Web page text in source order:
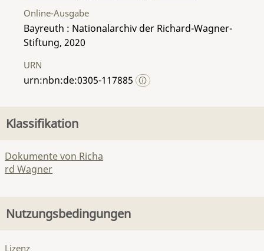
Online-Ausgabe
Bayreuth : Nationalarchiv der Richard-Wagner-
Stiftung, 2020
URN
urn:nbn:de:0305-117885
Klassifikation
Dokumente von Richa
rd Wagner
Nutzungsbedingungen
Lizenz